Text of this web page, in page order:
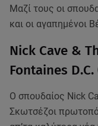
Μαζί τους οι
και οι αγαπημένοι
Nick Cave &
Fontaines
O σπουδαίος Nick
Σκωτσέζοι